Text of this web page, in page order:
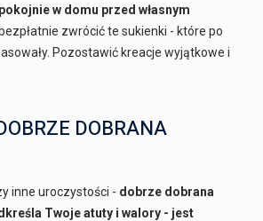
w domu przed własnym
zwrócić te sukienki - które po
Pozostawić kreacje wyjątkowe i
DOBRANA
inne uroczystości - dobrze dobrana
Twoje atuty i walory - jest